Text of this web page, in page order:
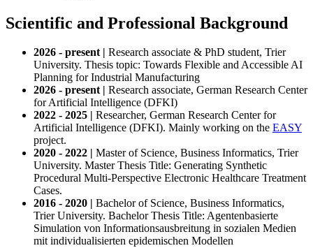
Scientific and Professional Background
2026 - present | Research associate & PhD student, Trier
University. Thesis topic: Towards Flexible and Accessible AI
Planning for Industrial Manufacturing
2026 - present | Research associate, German Research Center
for Artificial Intelligence (DFKI)
2022 - 2025 | Researcher, German Research Center for
Artificial Intelligence (DFKI). Mainly working on the EASY
project.
2020 - 2022 | Master of Science, Business Informatics, Trier
University. Master Thesis Title: Generating Synthetic
Procedural Multi-Perspective Electronic Healthcare Treatment
Cases.
2016 - 2020 | Bachelor of Science, Business Informatics,
Trier University. Bachelor Thesis Title: Agentenbasierte
Simulation von Informationsausbreitung in sozialen Medien
mit individualisierten epidemischen Modellen